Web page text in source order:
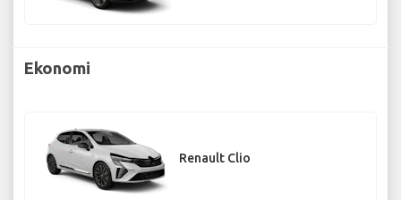
Ekonomi
Renault Clio